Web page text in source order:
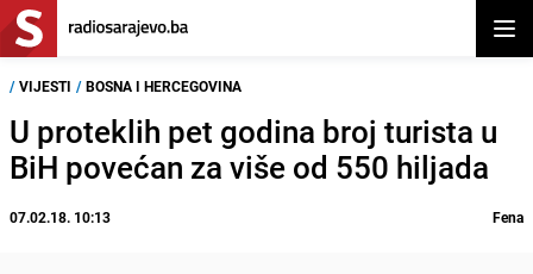
/ VIJESTI / BOSNA I HERCEGOVINA
U proteklih pet godina broj turista u
BiH povećan za više od 550 hiljada
07.02.18. 10:13 Fena